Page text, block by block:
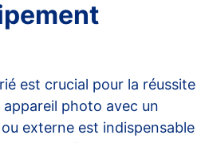
est crucial pour la réussite
appareil photo avec un
externe est indispensable